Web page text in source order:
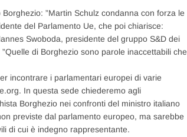
”Martin Schulz condanna con forza le
del Parlamento Ue, che poi chiarisce:
Swoboda, presidente del gruppo S&D dei
di Borghezio sono parole inaccettabili che
incontrare i parlamentari europei di varie
In questa sede chiederemo agli
Borghezio nei confronti del ministro italiano
previste dal parlamento europeo, ma sarebbe
di cui è indegno rappresentante.